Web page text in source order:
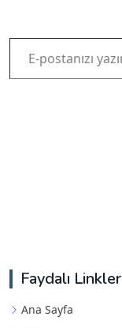
E-postanızı yazın…
Faydalı Linkler
Ana Sayfa